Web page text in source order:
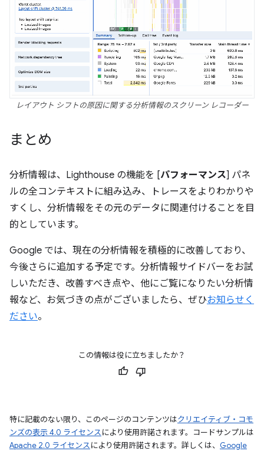
レイアウト シフトの原因に関する分析情報のスクリーン レコーダー
まとめ
分析情報は、Lighthouse の機能を [パフォーマンス] パネ
ルの全コンテキストに組み込み、トレースをよりわかりや
すくし、分析情報をその元のデータに関連付けることを目
的としています。
Google では、現在の分析情報を積極的に改善しており、
今後さらに追加する予定です。分析情報サイドバーをお試
しいただき、改善すべき点や、他にご覧になりたい分析情
報など、お気づきの点がございましたら、ぜひお知らせく
ださい。
この情報は役に立ちましたか？
特に記載のない限り、このページのコンテンツはクリエイティブ・コモ
ンズの表示 4.0 ライセンスにより使用許諾されます。コードサンプルは
Apache 2.0 ライセンスにより使用許諾されます。詳しくは、 Google